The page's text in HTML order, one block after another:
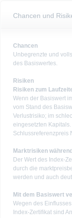
Chancen und
Chancen
Unbegrenzte und
des Basiswertes.
Risiken
Risiken zum
Wenn der Basiswert
vom Stand des
Verlustrisiko; im
eingesetzten
Schlussreferenzpreis
Marktrisiken
Der Wert des Index-
durch die
werden und auch
Mit dem Basiswert
Wegen des
Index-Zertifikat sind